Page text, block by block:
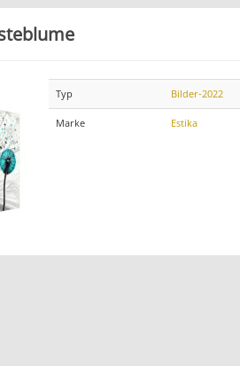
Typ Bilder-2022
Marke Estika